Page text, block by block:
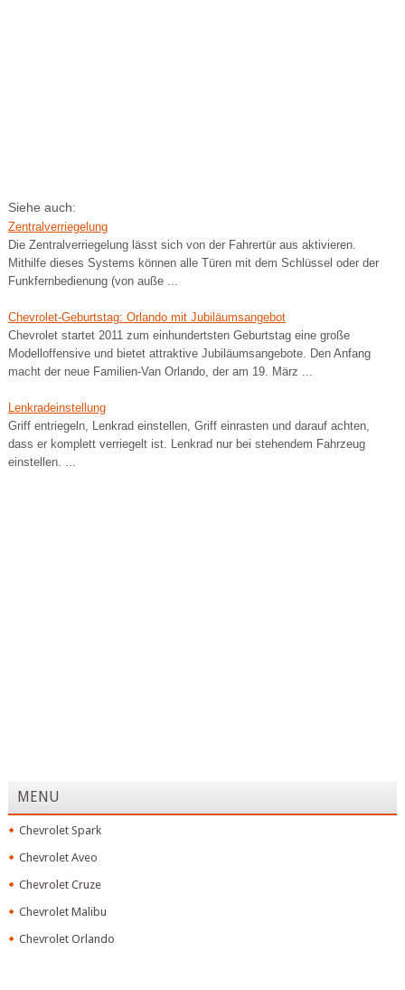
Siehe auch:
Zentralverriegelung
Die Zentralverriegelung lässt sich von der Fahrertür aus aktivieren.
Mithilfe dieses Systems können alle Türen mit dem Schlüssel oder der
Funkfernbedienung (von auße ...
Chevrolet-Geburtstag: Orlando mit Jubiläumsangebot
Chevrolet startet 2011 zum einhundertsten Geburtstag eine große
Modelloffensive und bietet attraktive Jubiläumsangebote. Den Anfang
macht der neue Familien-Van Orlando, der am 19. März ...
Lenkradeinstellung
Griff entriegeln, Lenkrad einstellen, Griff einrasten und darauf achten,
dass er komplett verriegelt ist. Lenkrad nur bei stehendem Fahrzeug
einstellen. ...
MENU
Chevrolet Spark
Chevrolet Aveo
Chevrolet Cruze
Chevrolet Malibu
Chevrolet Orlando